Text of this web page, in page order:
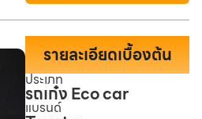
รายละเอียดเบื้องต้น
ประเภท
รถเก๋ง Eco car
แบรนด์